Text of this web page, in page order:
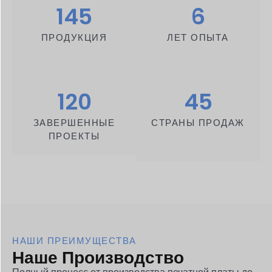
145
ПРОДУКЦИЯ
6
ЛЕТ ОПЫТА
120
ЗАВЕРШЕННЫЕ
ПРОЕКТЫ
45
СТРАНЫ ПРОДАЖ
НАШИ ПРЕИМУЩЕСТВА
Наше Производство